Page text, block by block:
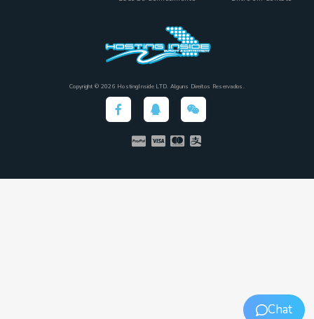
Copyright © 2026 HostingInside LTD. Alguns Direitos Reservados.
Chat